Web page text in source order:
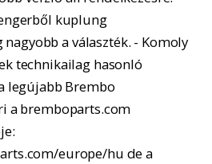
kuplung
a választék. - Komoly
technikailag hasonló
legújabb Brembo
a bremboparts.com
europe/hu de a